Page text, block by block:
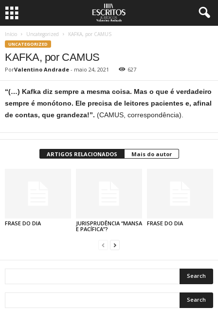
Início Uncategorized KAFKA, por CAMUS
UNCATEGORIZED
KAFKA, por CAMUS
PorValentino Andrade - maio 24, 2021 627
“(…) Kafka diz sempre a mesma coisa. Mas o que é verdadeiro
sempre é monótono. Ele precisa de leitores pacientes e, afinal
de contas, que grandeza!”. (CAMUS, correspondência).
ARTIGOS RELACIONADOS Mais do autor
FRASE DO DIA
JURISPRUDÊNCIA “MANSA
E PACÍFICA”?
FRASE DO DIA